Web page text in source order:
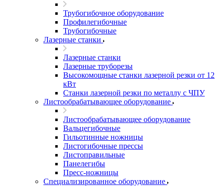
Трубогибочное оборудование
Профилегибочные
Трубогибочные
Лазерные станки
Лазерные станки
Лазерные труборезы
Высокомощные станки лазерной резки от 12
кВт
Станки лазерной резки по металлу с ЧПУ
Листообрабатывающее оборудование
Листообрабатывающее оборудование
Вальцегибочные
Гильотинные ножницы
Листогибочные прессы
Листоправильные
Панелегибы
Пресс-ножницы
Специализированное оборудование